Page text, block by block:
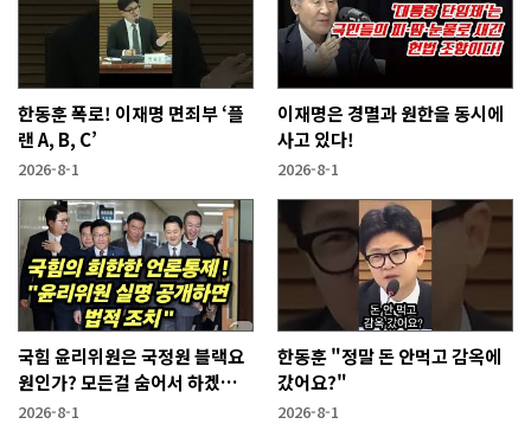
한동훈 폭로! 이재명 면죄부 ‘플
랜 A, B, C’
2026-8-1
이재명은 경멸과 원한을 동시에
사고 있다!
2026-8-1
국힘 윤리위원은 국정원 블랙요
원인가? 모든걸 숨어서 하겠다
고?
2026-8-1
한동훈 "정말 돈 안먹고 감옥에
갔어요?"
2026-8-1